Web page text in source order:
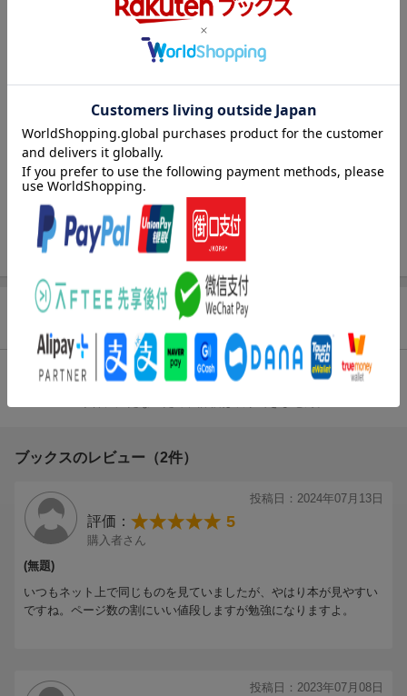
害虫をとりあげました。病害は16種（ウイルス2種、細菌1種、糸
状菌9種、生理障害4種）、害虫は24種（センチュウ類、コガネム
シ、食葉性害虫）を掲載。本格的なサツマイモの栽培を応援しま
写真：特徴をとらえた鮮明な写真で、病気の症状や害虫の生態・
被害などがよくわかります。
解説：「被害」「被害作物」「発生」「防除」「薬剤」の項目を
立て、病気や害虫の診断・対策が的確にできるよう、わかりやす
く解説しています。
防除
耕種的防除法のほか、最新の情報に基づいた病害虫防除薬剤を具
体的な商品名で表記しました。
目次（「BOOK」データベースより）
病害（帯状粗皮病／斑紋モザイク病／立枯病／つる割病／白紋羽
病 ほか）／害虫（ナカジロシタバ／ハスモンヨトウ／エビガラ
スズメ／イモキバガ（イモコガ）／ヒルガオハモグリガ ほか）
商品レビュー（2件）
総合評価：
ブックスのレビュー（2件）
投稿日：2024年07月13日
評価： 5
購入者さん
(無題)
いつもネット上で同じものを見ていましたが、やはり本が見やすい
ですね。ページ数の割にいい値段しますが勉強になりますよ。
投稿日：2023年07月08日